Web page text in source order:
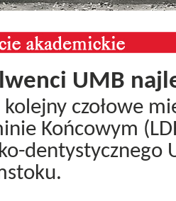
UMB
kolejny czołowe
Końcowym
dentystycznego